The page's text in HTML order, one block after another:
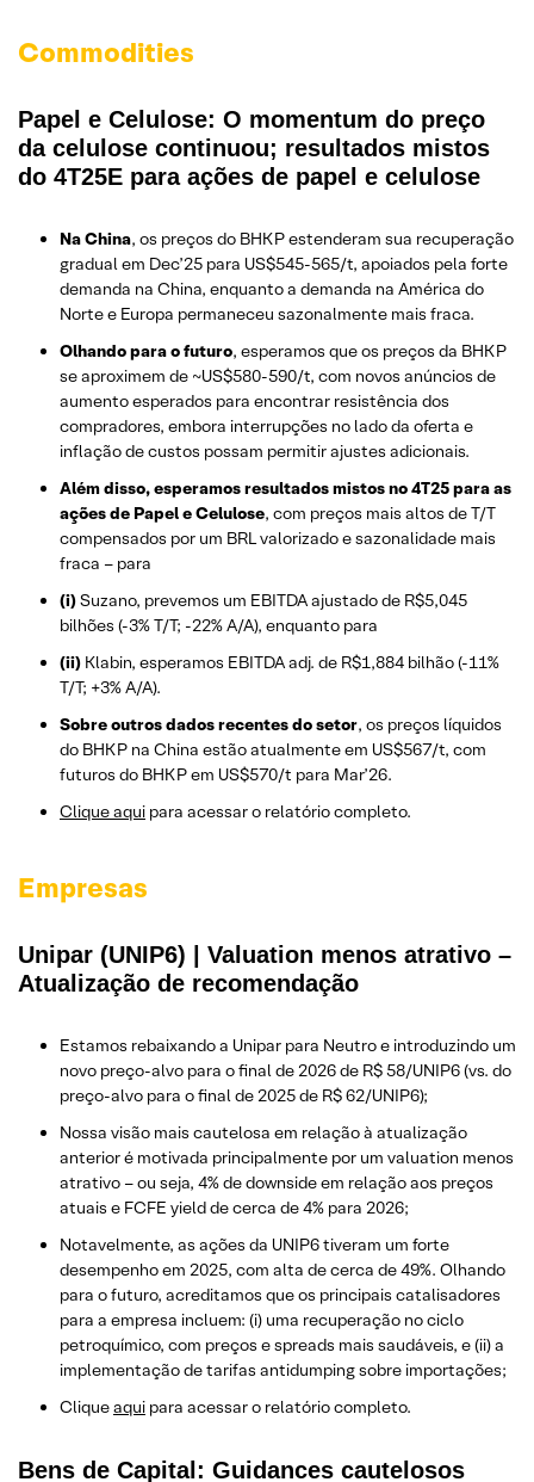
Commodities
Papel e Celulose: O momentum do preço
da celulose continuou; resultados mistos
do 4T25E para ações de papel e celulose
Na China, os preços do BHKP estenderam sua recuperação
gradual em Dec’25 para US$545-565/t, apoiados pela forte
demanda na China, enquanto a demanda na América do
Norte e Europa permaneceu sazonalmente mais fraca.
Olhando para o futuro, esperamos que os preços da BHKP
se aproximem de ~US$580-590/t, com novos anúncios de
aumento esperados para encontrar resistência dos
compradores, embora interrupções no lado da oferta e
inflação de custos possam permitir ajustes adicionais.
Além disso, esperamos resultados mistos no 4T25 para as
ações de Papel e Celulose, com preços mais altos de T/T
compensados por um BRL valorizado e sazonalidade mais
fraca – para
(i)Suzano, prevemos um EBITDA ajustado de R$5,045
bilhões (-3% T/T; -22% A/A), enquanto para
(ii) Klabin, esperamos EBITDA adj. de R$1,884 bilhão (-11%
T/T; +3% A/A).
Sobre outros dados recentes do setor, os preços líquidos
do BHKP na China estão atualmente em US$567/t, com
futuros do BHKP em US$570/t para Mar’26.
Clique aqui para acessar o relatório completo.
Empresas
Unipar (UNIP6) | Valuation menos atrativo –
Atualização de recomendação
Estamos rebaixando a Unipar para Neutro e introduzindo um
novo preço-alvo para o final de 2026 de R$ 58/UNIP6 (vs. do
preço-alvo para o final de 2025 de R$ 62/UNIP6);
Nossa visão mais cautelosa em relação à atualização
anterior é motivada principalmente por um valuation menos
atrativo – ou seja, 4% de downside em relação aos preços
atuais e FCFE yield de cerca de 4% para 2026;
Notavelmente, as ações da UNIP6 tiveram um forte
desempenho em 2025, com alta de cerca de 49%. Olhando
para o futuro, acreditamos que os principais catalisadores
para a empresa incluem: (i) uma recuperação no ciclo
petroquímico, com preços e spreads mais saudáveis, e (ii) a
implementação de tarifas antidumping sobre importações;
Cliqueaqui para acessar o relatório completo.
Bens de Capital: Guidances cautelosos